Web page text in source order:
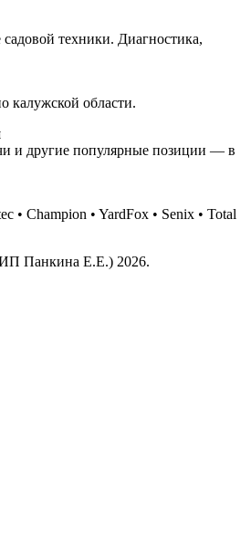
техники. Диагностика,
калужской области.
и другие популярные позиции — в
• Champion • YardFox • Senix • Total
Панкина Е.Е.) 2026.